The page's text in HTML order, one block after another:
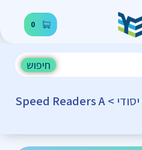
0
חיפוש
יסודי
> Speed Readers A